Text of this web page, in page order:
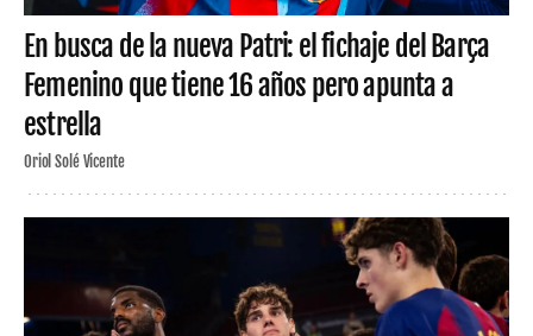
En busca de la nueva Patri: el fichaje del Barça
Femenino que tiene 16 años pero apunta a
estrella
Oriol Solé Vicente